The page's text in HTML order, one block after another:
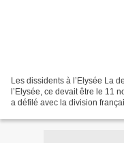
Les dissidents à l’Elysée La
l’Elysée, ce devait être le 11
a défilé avec la division